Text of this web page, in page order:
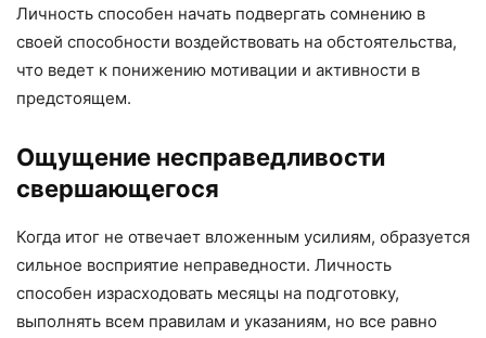
Личность способен начать подвергать сомнению в
своей способности воздействовать на обстоятельства,
что ведет к понижению мотивации и активности в
предстоящем.
Ощущение несправедливости
свершающегося
Когда итог не отвечает вложенным усилиям, образуется
сильное восприятие неправедности. Личность
способен израсходовать месяцы на подготовку,
выполнять всем правилам и указаниям, но все равно